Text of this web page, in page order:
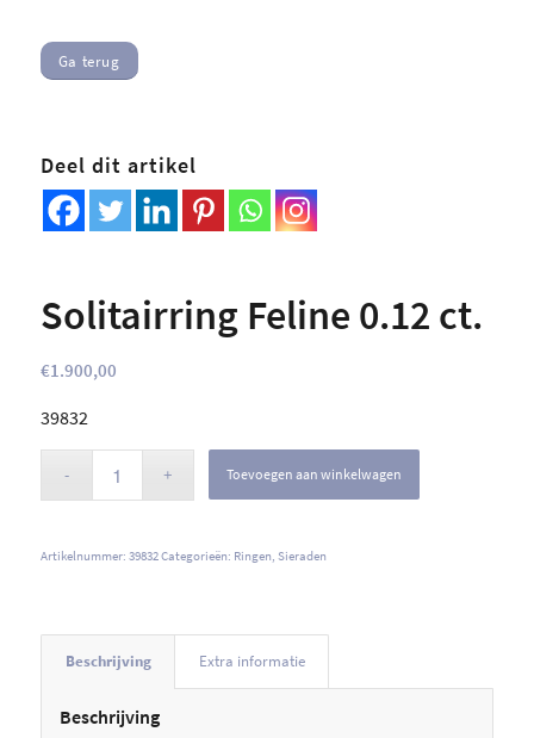
Ga terug
Deel dit artikel
Solitairring Feline 0.12 ct.
€1.900,00
39832
Toevoegen aan winkelwagen
Artikelnummer: 39832Categorieën: Ringen Sieraden
Beschrijving Extra informatie
Beschrijving